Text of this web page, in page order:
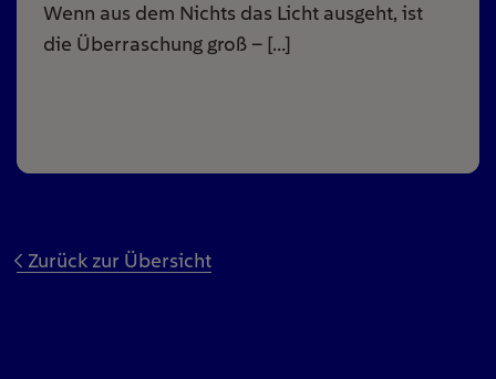
Wenn aus dem Nichts das Licht ausgeht, ist
die Überraschung groß – […]
Zurück zur Übersicht